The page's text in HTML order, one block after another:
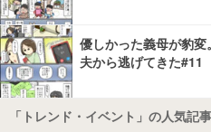
優しかった義母が豹
夫から逃げてきた#11
「トレンド・イベント」の人気記